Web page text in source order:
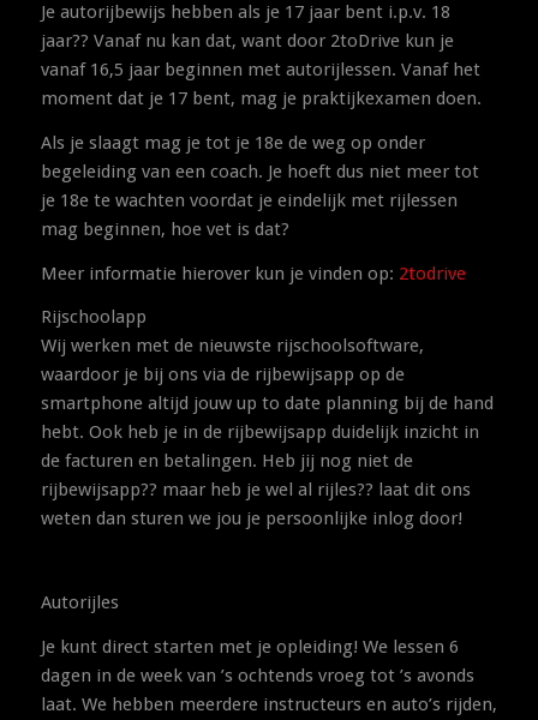
Je autorijbewijs hebben als je 17 jaar bent i.p.v. 18
jaar?? Vanaf nu kan dat, want door 2toDrive kun je
vanaf 16,5 jaar beginnen met autorijlessen. Vanaf het
moment dat je 17 bent, mag je praktijkexamen doen.
Als je slaagt mag je tot je 18e de weg op onder
begeleiding van een coach. Je hoeft dus niet meer tot
je 18e te wachten voordat je eindelijk met rijlessen
mag beginnen, hoe vet is dat?
Meer informatie hierover kun je vinden op: 2todrive
Rijschoolapp
Wij werken met de nieuwste rijschoolsoftware,
waardoor je bij ons via de rijbewijsapp op de
smartphone altijd jouw up to date planning bij de hand
hebt. Ook heb je in de rijbewijsapp duidelijk inzicht in
de facturen en betalingen. Heb jij nog niet de
rijbewijsapp?? maar heb je wel al rijles?? laat dit ons
weten dan sturen we jou je persoonlijke inlog door!
Autorijles
Je kunt direct starten met je opleiding! We lessen 6
dagen in de week van ’s ochtends vroeg tot ’s avonds
laat. We hebben meerdere instructeurs en auto’s rijden,